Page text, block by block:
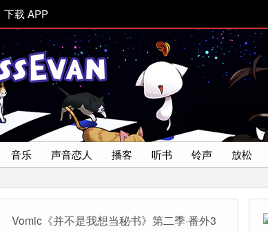
下载 APP
音乐 声音恋人 播客 听书 铃声 放松
Vomic《并不是我想当秘书》第二季·番外3